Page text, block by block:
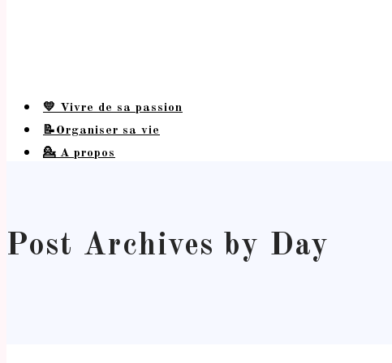
💛 Vivre de sa passion
📝Organiser sa vie
💁 A propos
Post Archives by Day